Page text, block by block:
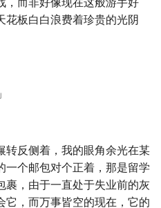
花板白白浪费着珍贵的光阴
转反侧着，我的眼角余光在某
一个邮包对个正着，那是留学
裹，由于一直处于失业前的灰
它，而万事皆空的现在，它的